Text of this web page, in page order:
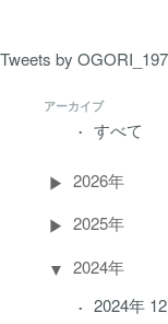
Tweets by
アーカイブ
すべて
2026年
2025年
2024年
2024年